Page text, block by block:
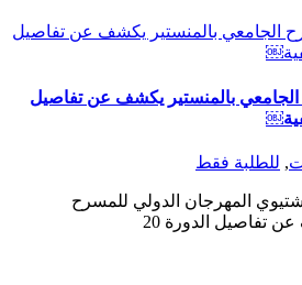
الجامعي بالمنستير يكشف عن تفاصيل
, للطلبة فقط
المهرجان الدولي للمسرح
تفاصيل الدورة 20